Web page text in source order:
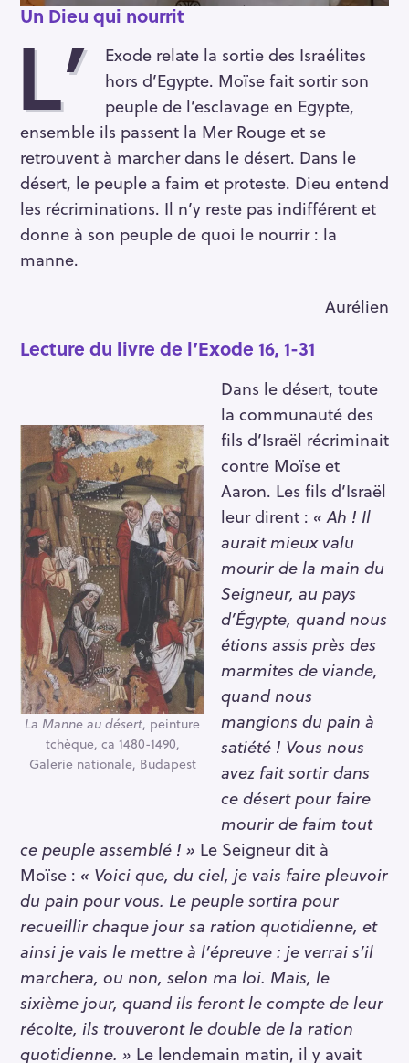
Un Dieu qui nourrit
L’
Exode relate la sortie des Israélites
hors d’Egypte. Moïse fait sortir son
peuple de l’esclavage en Egypte,
ensemble ils passent la Mer Rouge et se
retrouvent à marcher dans le désert. Dans le
désert, le peuple a faim et proteste. Dieu entend
les récriminations. Il n’y reste pas indifférent et
donne à son peuple de quoi le nourrir : la
manne.
Aurélien
Lecture du livre de l’Exode 16, 1-31
La Manne au désert, peinture
tchèque, ca 1480-1490,
Galerie nationale, Budapest
Dans le désert, toute
la communauté des
fils d’Israël récriminait
contre Moïse et
Aaron. Les fils d’Israël
leur dirent : « Ah ! Il
aurait mieux valu
mourir de la main du
Seigneur, au pays
d’Égypte, quand nous
étions assis près des
marmites de viande,
quand nous
mangions du pain à
satiété ! Vous nous
avez fait sortir dans
ce désert pour faire
mourir de faim tout
ce peuple assemblé ! » Le Seigneur dit à
Moïse : « Voici que, du ciel, je vais faire pleuvoir
du pain pour vous. Le peuple sortira pour
recueillir chaque jour sa ration quotidienne, et
ainsi je vais le mettre à l’épreuve : je verrai s’il
marchera, ou non, selon ma loi. Mais, le
sixième jour, quand ils feront le compte de leur
récolte, ils trouveront le double de la ration
quotidienne. » Le lendemain matin, il y avait